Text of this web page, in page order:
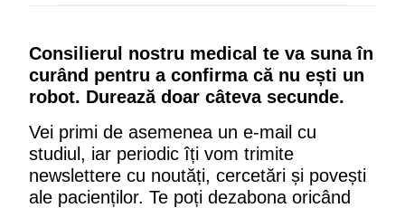
Consilierul nostru medical te va suna în
curând pentru a confirma că nu ești un
robot. Durează doar câteva secunde.
Vei primi de asemenea un e-mail cu
studiul, iar periodic îți vom trimite
newslettere cu noutăți, cercetări și povești
ale pacienților. Te poți dezabona oricând